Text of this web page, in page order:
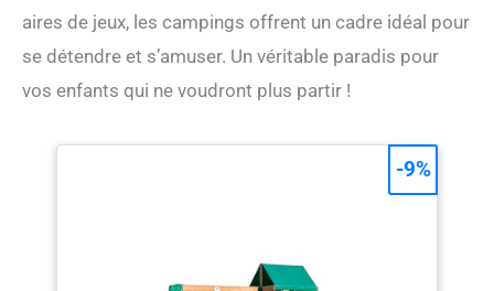
aires de jeux, les campings offrent un cadre idéal pour
se détendre et s’amuser. Un véritable paradis pour
vos enfants qui ne voudront plus partir !
-9%